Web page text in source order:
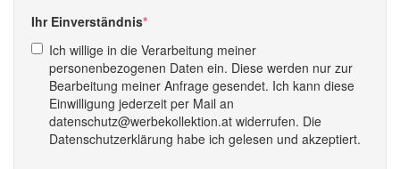
Ihr Einverständnis
Ich willige in die Verarbeitung meiner
personenbezogenen Daten ein. Diese werden nur zur
Bearbeitung meiner Anfrage gesendet. Ich kann diese
Einwilligung jederzeit per Mail an
datenschutz@werbekollektion.at widerrufen. Die
Datenschutzerklärung habe ich gelesen und akzeptiert.